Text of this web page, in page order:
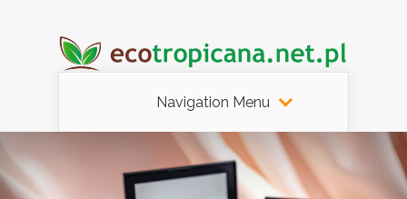
Navigation Menu